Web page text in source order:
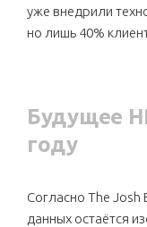
уже внедрили
но лишь 40%
Будущее
году
Согласно The Josh
данных остаётся